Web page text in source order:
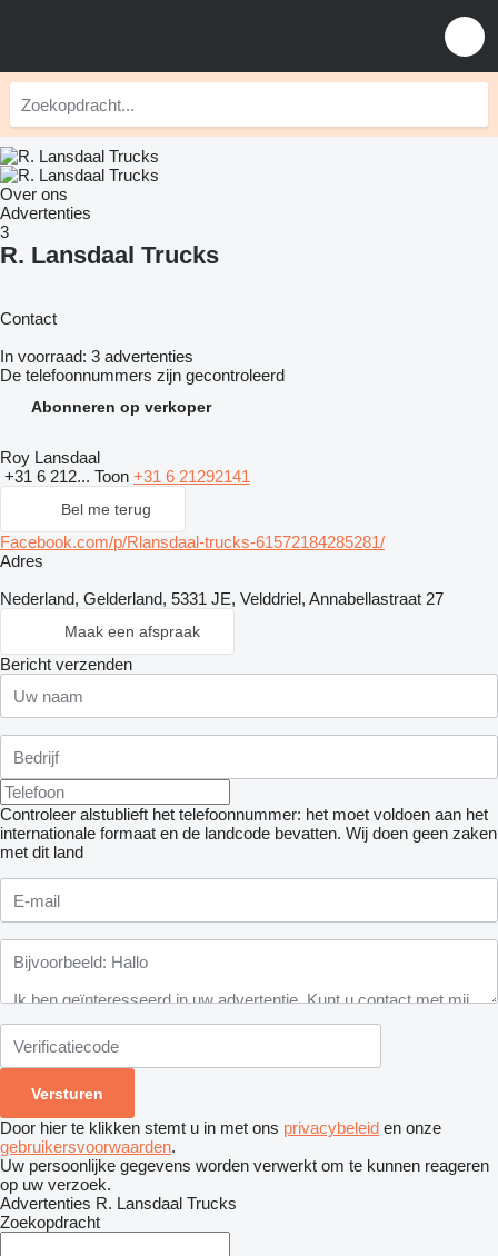
Over ons
Advertenties
3
R. Lansdaal Trucks
Contact
In voorraad: 3 advertenties
De telefoonnummers zijn gecontroleerd
Abonneren op verkoper
Roy Lansdaal
+31 6 212... Toon +31 6 21292141
Bel me terug
Facebook.com/p/Rlansdaal-trucks-61572184285281/
Adres
Nederland, Gelderland, 5331 JE, Velddriel, Annabellastraat 27
Maak een afspraak
Bericht verzenden
Controleer alstublieft het telefoonnummer: het moet voldoen aan het
internationale formaat en de landcode bevatten. Wij doen geen zaken
met dit land
Door hier te klikken stemt u in met ons privacybeleid en onze
gebruikersvoorwaarden.
Uw persoonlijke gegevens worden verwerkt om te kunnen reageren
op uw verzoek.
Advertenties R. Lansdaal Trucks
Zoekopdracht